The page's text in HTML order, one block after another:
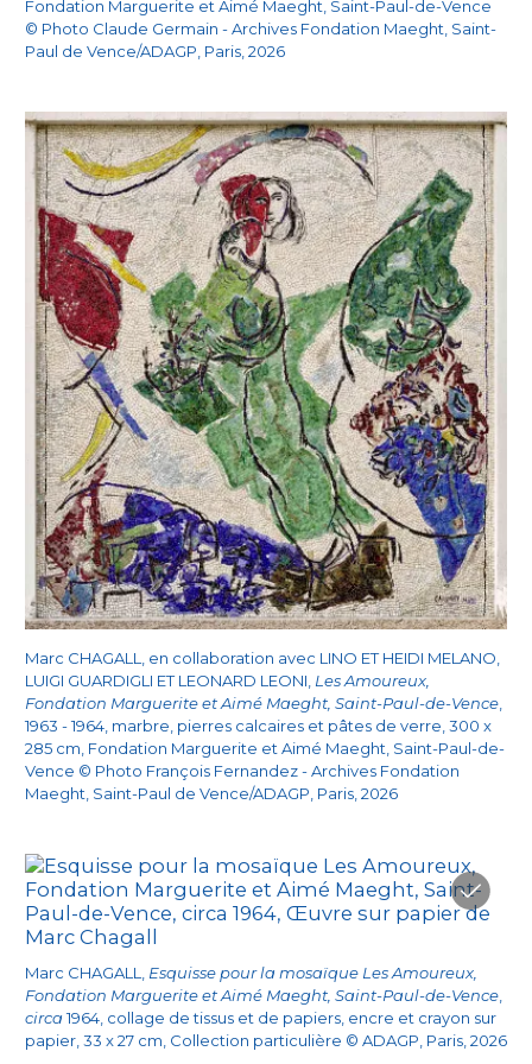
Fondation Marguerite et Aimé Maeght, Saint-Paul-de-Vence
© Photo Claude Germain - Archives Fondation Maeght, Saint-
Paul de Vence/ADAGP, Paris, 2026
Marc CHAGALL, en collaboration avec LINO ET HEIDI MELANO,
LUIGI GUARDIGLI ET LEONARD LEONI, Les Amoureux,
Fondation Marguerite et Aimé Maeght, Saint-Paul-de-Vence
1963 - 1964, marbre, pierres calcaires et pâtes de verre, 300 x
285 cm, Fondation Marguerite et Aimé Maeght, Saint-Paul-de-
Vence © Photo François Fernandez - Archives Fondation
Maeght, Saint-Paul de Vence/ADAGP, Paris, 2026
Marc CHAGALL, Esquisse pour la mosaïque Les Amoureux,
Fondation Marguerite et Aimé Maeght, Saint-Paul-de-Vence
circa1964, collage de tissus et de papiers, encre et crayon sur
papier, 33 x 27 cm, Collection particulière © ADAGP, Paris, 2026